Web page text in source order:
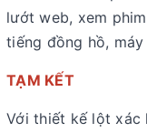
lướt web, xem
tiếng đồng hồ,
TẠM KẾT
Với thiết kế lột xác